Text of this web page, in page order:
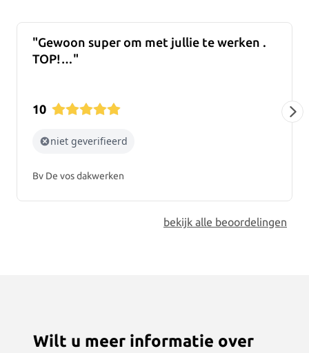
Gewoon super om met jullie te werken .
TOP!…
10
niet geverifieerd
Bv De vos dakwerken
bekijk alle beoordelingen
Wilt u meer informatie over